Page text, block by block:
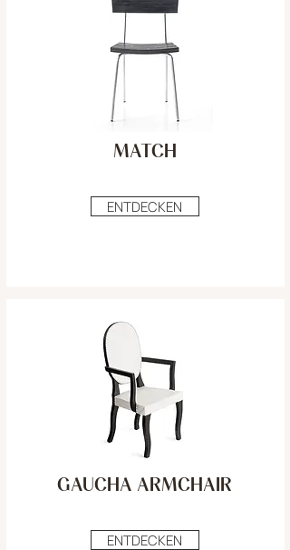
ENTDECKEN
MATCH
ENTDECKEN
GAUCHA ARMCHAIR